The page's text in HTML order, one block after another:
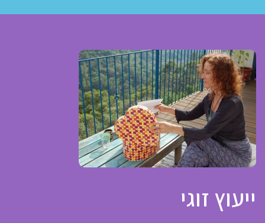
ייעוץ זוגי